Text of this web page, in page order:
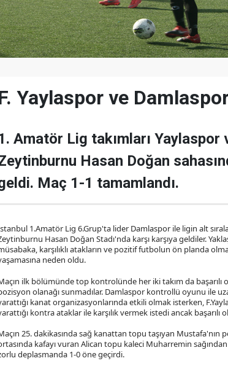
Yaylaspor ve
Amatör Lig takımları Yaylaspor
Hasan Doğan
Maç 1-1 tamamlandı.
1.Amatör Lig 6.Grup'ta lider Damlaspor ile ligin alt
Hasan Doğan Stadı'nda karşı karşıya geldiler.
karşılıklı atakların ve pozitif futbolun ön planda
neden oldu.
ilk bölümünde top kontrolünde her iki takım da
olanağı sunmadılar. Damlaspor kontrollü oyunu ile
kanat organizasyonlarında etkili olmak isterken,
kontra ataklar ile karşılık vermek istedi ancak başarılı
25. dakikasında sağ kanattan topu taşıyan Mustafa'nın
kafayı vuran Alican topu kaleci Muharremin
deplasmanda 1-0 öne geçirdi.